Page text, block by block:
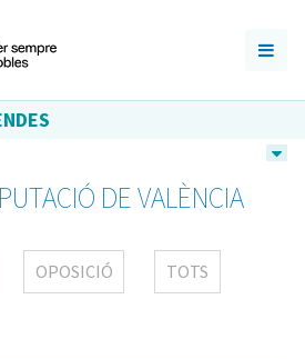
DE VALÈNCIA
OPOSICIÓ TOTS